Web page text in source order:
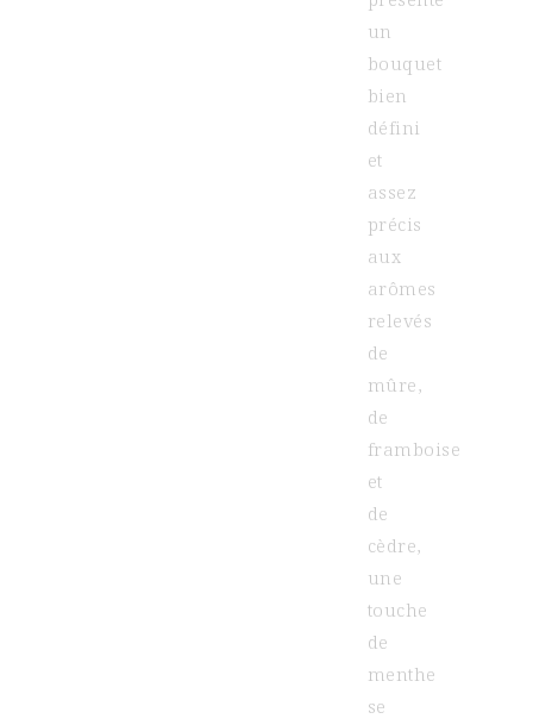
un
bouquet
bien
défini
et
assez
précis
aux
arômes
relevés
de
mûre,
de
framboise
et
de
cèdre,
une
touche
de
menthe
se